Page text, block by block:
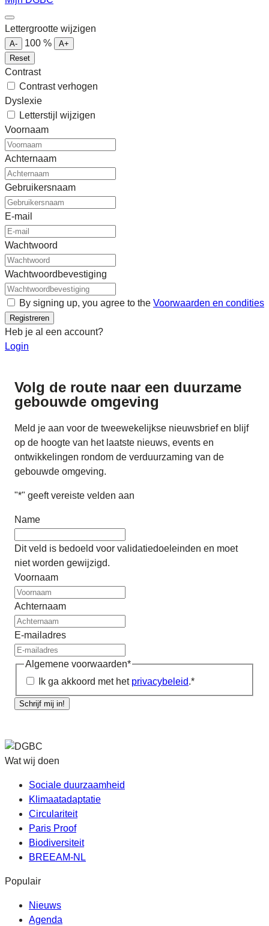
Lettergrootte wijzigen
A- 100 %
A+
Reset
Contrast
Contrast verhogen
Dyslexie
Letterstijl wijzigen
Voornaam
Achternaam
Gebruikersnaam
E-mail
Wachtwoord
Wachtwoordbevestiging
By signing up, you agree to the Voorwaarden en condities
Registreren
Heb je al een account?
Login
Volg de route naar een duurzame
gebouwde omgeving
Meld je aan voor de tweewekelijkse nieuwsbrief en blijf
op de hoogte van het laatste nieuws, events en
ontwikkelingen rondom de verduurzaming van de
gebouwde omgeving.
"*" geeft vereiste velden aan
Name
Dit veld is bedoeld voor validatiedoeleinden en moet
niet worden gewijzigd.
Voornaam
Achternaam
E-mailadres
Algemene voorwaarden*
Ik ga akkoord met het privacybeleid.*
Schrijf mij in!
Wat wij doen
Sociale duurzaamheid
Klimaatadaptatie
Circulariteit
Paris Proof
Biodiversiteit
BREEAM-NL
Populair
Nieuws
Agenda